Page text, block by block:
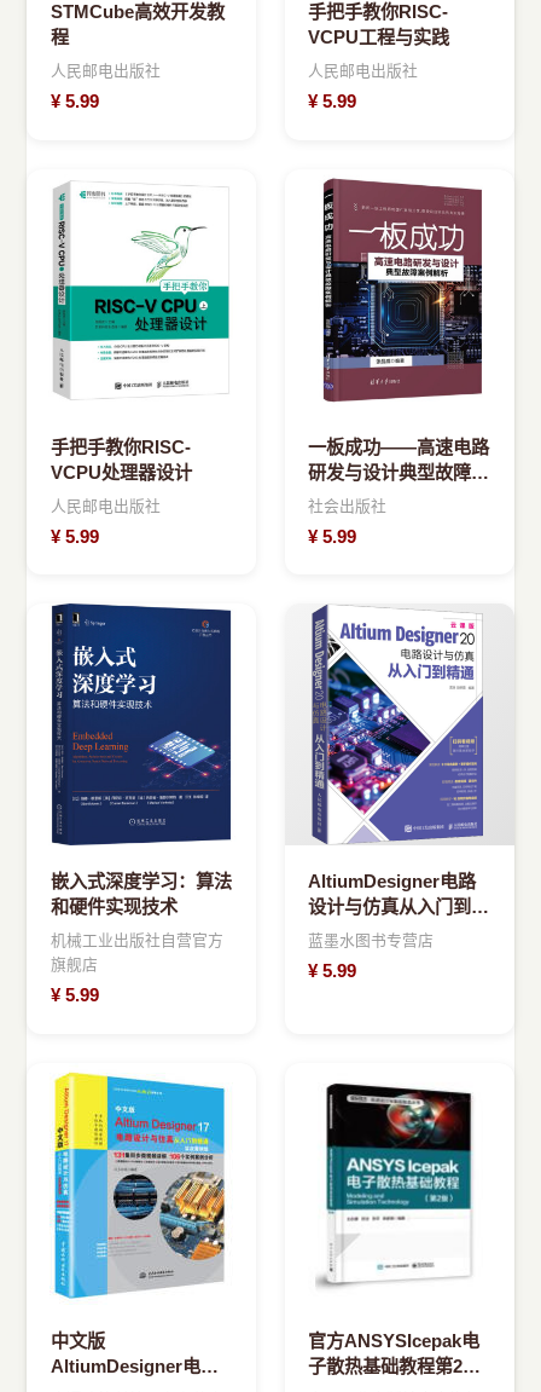
STMCube高效开发教
程
人民邮电出版社
¥ 5.99
手把手教你RISC-
VCPU工程与实践
人民邮电出版社
¥ 5.99
手把手教你RISC-
VCPU处理器设计
人民邮电出版社
¥ 5.99
一板成功——高速电路
研发与设计典型故障案
例解析
社会出版社
¥ 5.99
嵌入式深度学习：算法
和硬件实现技术
机械工业出版社自营官方
旗舰店
¥ 5.99
AltiumDesigner电路
设计与仿真从入门到精
通AD软件教程书
蓝墨水图书专营店
¥ 5.99
中文版
AltiumDesigner电路
官方ANSYSIcepak电
子散热基础教程第2版